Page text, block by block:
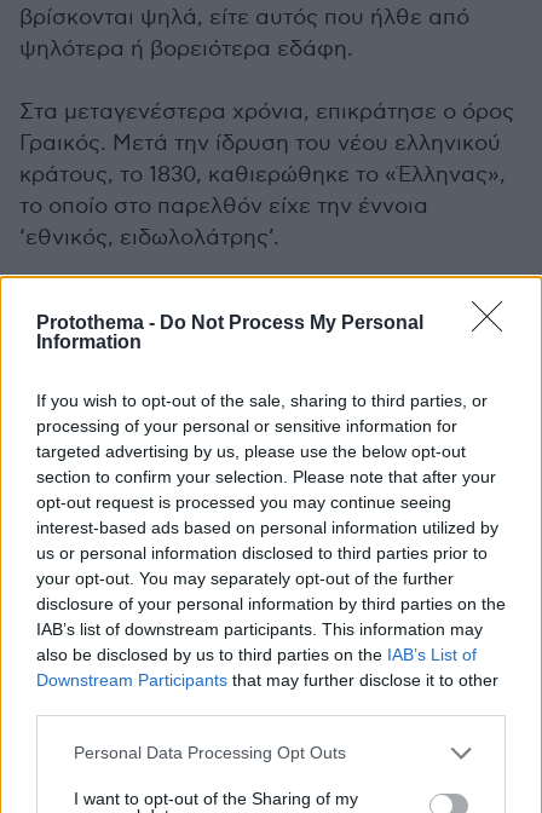
Protothema - Do Not Process My Personal
Information
If you wish to opt-out of the sale, sharing to third parties, or
processing of your personal or sensitive information for
targeted advertising by us, please use the below opt-out
section to confirm your selection. Please note that after your
opt-out request is processed you may continue seeing
interest-based ads based on personal information utilized by
us or personal information disclosed to third parties prior to
your opt-out. You may separately opt-out of the further
disclosure of your personal information by third parties on the
IAB’s list of downstream participants. This information may
also be disclosed by us to third parties on the IAB’s List of
Downstream Participants that may further disclose it to other
Please note that this website/app uses one or more Google
not limited to your visit or usage behaviour. You may click to
Personal Data Processing Opt Outs
I want to opt-out of the Sharing of my
βρίσκονται ψηλά, είτε αυτός που ήλθε από
ψηλότερα ή βορειότερα εδάφη.
Στα μεταγενέστερα χρόνια, επικράτησε ο όρος
Γραικός. Μετά την ίδρυση του νέου ελληνικού
κράτους, το 1830, καθιερώθηκε το «Έλληνας»,
το οποίο στο παρελθόν είχε την έννοια
‘εθνικός, ειδωλολάτρης’.
χαρακτήρας της Ηπείρου, η οποία πιθανότατα
αρχαίοι ιστορικοί και συγγραφείς,
χαρακτηρίζουν μερικά από τα ηπειρωτικά φύλα
ως βαρβάρους. Έτσι, ο μεν Ηρόδοτος θεωρεί
τους Μολοσσούς και τους Θεσπρωτούς
Έλληνες, ο δε Θουκυδίδης βάρβαρους. Ο
Στράβων αντίθετα, θεωρεί βάρβαρους τους
Αθαμάνες, τους οποίους όμως ο Πλάτωνας
συγκαταλέγει μεταξύ των Ελλήνων.
Όπως όμως συμβαίνει και με τους αρχαίους
Μακεδόνες, έτσι και οι αρχαίοι κάτοικοι της
Ηπείρου, δεν χαρακτηρίζονται «βάρβαροι» ως
μιλούσαν μια ακατέργαστη και τραχιά γλώσσα,